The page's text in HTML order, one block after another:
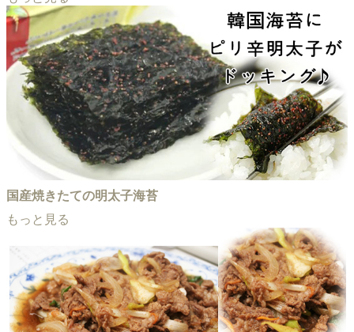
国産焼きたての明太子海苔
もっと見る